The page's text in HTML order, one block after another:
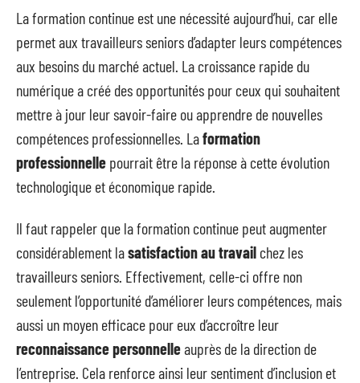
La formation continue est une nécessité aujourd’hui, car elle
permet aux travailleurs seniors d’adapter leurs compétences
aux besoins du marché actuel. La croissance rapide du
numérique a créé des opportunités pour ceux qui souhaitent
mettre à jour leur savoir-faire ou apprendre de nouvelles
compétences professionnelles. Laformation
professionnelle pourrait être la réponse à cette évolution
technologique et économique rapide.
Il faut rappeler que la formation continue peut augmenter
considérablement lasatisfaction au travail chez les
travailleurs seniors. Effectivement, celle-ci offre non
seulement l’opportunité d’améliorer leurs compétences, mais
aussi un moyen efficace pour eux d’accroître leur
reconnaissance personnelleauprès de la direction de
l’entreprise. Cela renforce ainsi leur sentiment d’inclusion et